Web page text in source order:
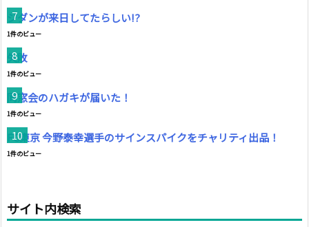
ジダンが来日してたらしい!?
1件のビュー
失敗
1件のビュー
同窓会のハガキが届いた！
1件のビュー
FC東京 今野泰幸選手のサインスパイクをチャリティ出品！
1件のビュー
サイト内検索